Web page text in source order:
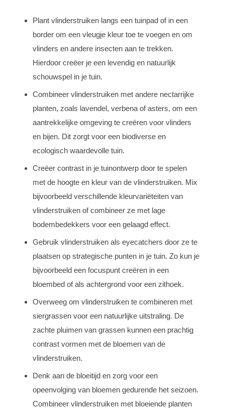
Plant vlinderstruiken langs een tuinpad of in een
border om een vleugje kleur toe te voegen en om
vlinders en andere insecten aan te trekken.
Hierdoor creëer je een levendig en natuurlijk
schouwspel in je tuin.
Combineer vlinderstruiken met andere nectarrijke
planten, zoals lavendel, verbena of asters, om een
aantrekkelijke omgeving te creëren voor vlinders
en bijen. Dit zorgt voor een biodiverse en
ecologisch waardevolle tuin.
Creëer contrast in je tuinontwerp door te spelen
met de hoogte en kleur van de vlinderstruiken. Mix
bijvoorbeeld verschillende kleurvariëteiten van
vlinderstruiken of combineer ze met lage
bodembedekkers voor een gelaagd effect.
Gebruik vlinderstruiken als eyecatchers door ze te
plaatsen op strategische punten in je tuin. Zo kun je
bijvoorbeeld een focuspunt creëren in een
bloembed of als achtergrond voor een zithoek.
Overweeg om vlinderstruiken te combineren met
siergrassen voor een natuurlijke uitstraling. De
zachte pluimen van grassen kunnen een prachtig
contrast vormen met de bloemen van de
vlinderstruiken.
Denk aan de bloeitijd en zorg voor een
opeenvolging van bloemen gedurende het seizoen.
Combineer vlinderstruiken met bloeiende planten